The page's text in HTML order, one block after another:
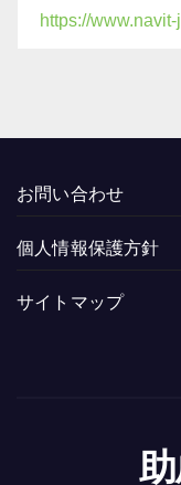
https://
お問い合わせ
個人情報保護方針
サイトマップ